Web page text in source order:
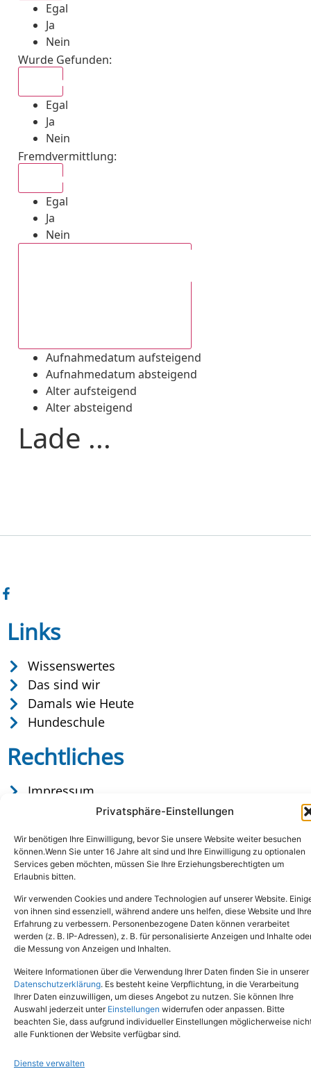
Privatsphäre-Einstellungen
Wir benötigen Ihre Einwilligung, bevor Sie unsere Website weiter besuchen
können.Wenn Sie unter 16 Jahre alt sind und Ihre Einwilligung zu optionalen
Services geben möchten, müssen Sie Ihre Erziehungsberechtigten um
Erlaubnis bitten.
Wir verwenden Cookies und andere Technologien auf unserer Website.
von ihnen sind essenziell, während andere uns helfen, diese Website und Ihre
Erfahrung zu verbessern. Personenbezogene Daten können verarbeitet
werden (z. B. IP-Adressen), z. B. für personalisierte Anzeigen und Inhalte
die Messung von Anzeigen und Inhalten.
Weitere Informationen über die Verwendung Ihrer Daten finden Sie in unserer
Datenschutzerklärung. Es besteht keine Verpflichtung, in die Verarbeitung
Ihrer Daten einzuwilligen, um dieses Angebot zu nutzen. Sie können Ihre
Auswahl jederzeit unter Einstellungen widerrufen oder anpassen. Bitte
beachten Sie, dass aufgrund individueller Einstellungen möglicherweise
alle Funktionen der Website verfügbar sind.
Dienste verwalten
Egal
Ja
Nein
Wurde Gefunden:
Egal
Ja
Nein
Fremdvermittlung:
Egal
Ja
Nein
Aufnahmedatum aufsteigend
Aufnahmedatum absteigend
Alter aufsteigend
Alter absteigend
Lade ...
Links
Wissenswertes
Das sind wir
Damals wie Heute
Hundeschule
Rechtliches
Impressum
Datenschutz
Copyright © 2024. Alle Rechte vorbehalten.
Tel.: (02651) - 77438info@tierheim-mayen.de
In der Pluns 1, 56727 Mayen